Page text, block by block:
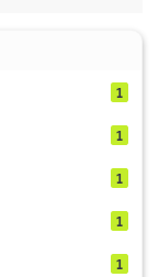
1
1
1
1
1